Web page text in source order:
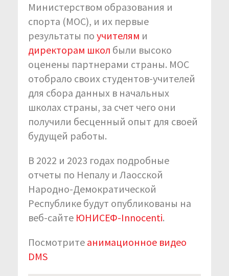
Министерством образования и
спорта (МОC), и их первые
результаты по учителям и
директорам школ были высоко
оценены партнерами страны. МОC
отобрало своих студентов-учителей
для сбора данных в начальных
школах страны, за счет чего они
получили бесценный опыт для своей
будущей работы.
В 2022 и 2023 годах подробные
отчеты по Непалу и Лаосской
Народно-Демократической
Республике будут опубликованы на
веб-сайте ЮНИСЕФ-Innocenti.
Посмотрите анимационное видео
DMS